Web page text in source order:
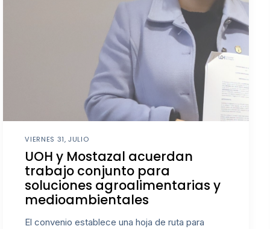
VIERNES 31, JULIO
UOH y Mostazal acuerdan
trabajo conjunto para
soluciones agroalimentarias y
medioambientales
El convenio establece una hoja de ruta para